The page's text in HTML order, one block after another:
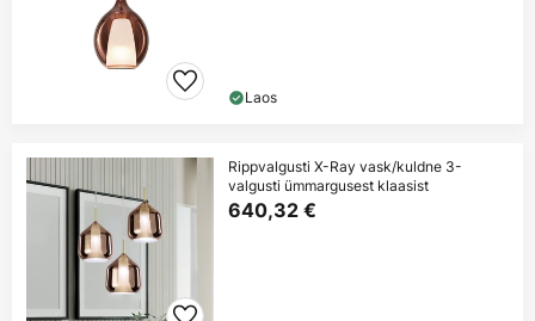
Laos
Rippvalgusti X-Ray vask/kuldne 3-
valgusti ümmargusest klaasist
640,32 €